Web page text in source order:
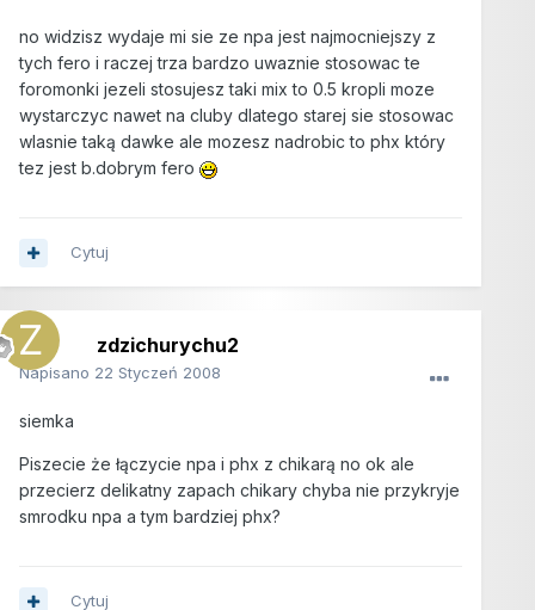
no widzisz wydaje mi sie ze npa jest najmocniejszy z
tych fero i raczej trza bardzo uwaznie stosowac te
foromonki jezeli stosujesz taki mix to 0.5 kropli moze
wystarczyc nawet na cluby dlatego starej sie stosowac
wlasnie taką dawke ale mozesz nadrobic to phx który
tez jest b.dobrym fero
Cytuj
zdzichurychu2
Napisano 22 Styczeń 2008
siemka
Piszecie że łączycie npa i phx z chikarą no ok ale
przecierz delikatny zapach chikary chyba nie przykryje
smrodku npa a tym bardziej phx?
Cytuj